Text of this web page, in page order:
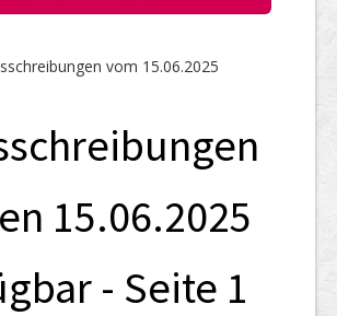
Neugründungen
UID-Register
Marken-Register
vom 15.06.2025
15.06.2025
- Seite 1